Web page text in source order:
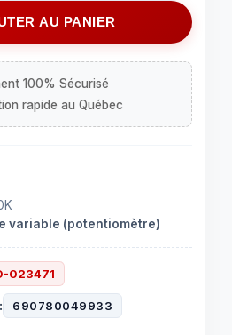
AU PANIER
variable (potentiomètre)
023471
690780049933